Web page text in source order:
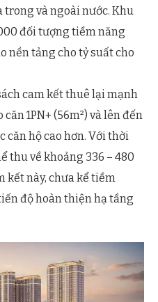
trong và ngoài nước. Khu
đối tượng tiềm năng
nền tảng cho tỷ suất cho
cam kết thuê lại mạnh
1PN+ (56m²) và lên đến
căn hộ cao hơn. Với thời
thu về khoảng 336 – 480
kết này, chưa kể tiềm
độ hoàn thiện hạ tầng